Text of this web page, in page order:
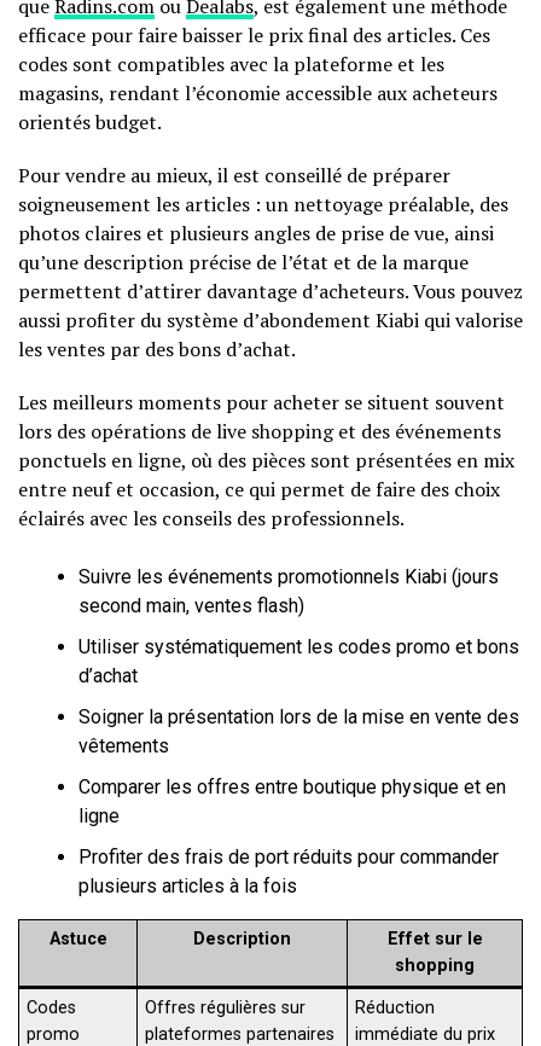
queRadins.com ouDealabs, est également une méthode
efficace pour faire baisser le prix final des articles. Ces
codes sont compatibles avec la plateforme et les
magasins, rendant l’économie accessible aux acheteurs
orientés budget.
Pour vendre au mieux, il est conseillé de préparer
soigneusement les articles : un nettoyage préalable, des
photos claires et plusieurs angles de prise de vue, ainsi
qu’une description précise de l’état et de la marque
permettent d’attirer davantage d’acheteurs. Vous pouvez
aussi profiter du système d’abondement Kiabi qui valorise
les ventes par des bons d’achat.
Les meilleurs moments pour acheter se situent souvent
lors des opérations de live shopping et des événements
ponctuels en ligne, où des pièces sont présentées en mix
entre neuf et occasion, ce qui permet de faire des choix
éclairés avec les conseils des professionnels.
Suivre les événements promotionnels Kiabi (jours
second main, ventes flash)
Utiliser systématiquement les codes promo et bons
d’achat
Soigner la présentation lors de la mise en vente des
vêtements
Comparer les offres entre boutique physique et en
ligne
Profiter des frais de port réduits pour commander
plusieurs articles à la fois
Astuce Description
Effet sur le
shopping
Codes
promo
Offres régulières sur
plateformes partenaires
Réduction
immédiate du prix